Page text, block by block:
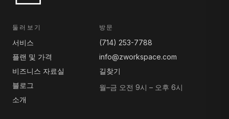
둘러보기
서비스
플랜 및 가격
비즈니스 자료실
블로그
소개
방문
(714) 253-7788
info@zworkspace.com
길찾기
월–금 오전 9시 – 오후 6시